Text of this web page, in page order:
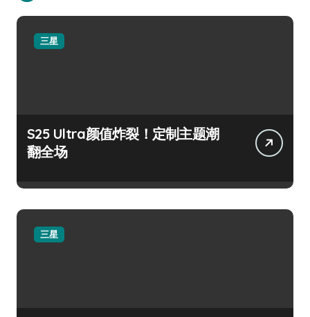
三星
S25 Ultra颜值炸裂！定制主题潮
翻全场
三星